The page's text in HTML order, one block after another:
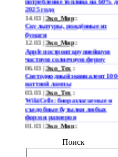
2025 года
14.03 |Эко_Мир
Скульптуры, рождённые из
бумаги
12.03 |Эко_Мир
Apple построит крупнейшую
частную солнечную ферму
06.03 |Эко_Тех:
Светодиодный эквивалент 100-
ваттной лампы
03.03 |Эко_Тех
WikiCells: биоразлагаемые и
съедобные бутылки любых
форм и размеров
01.03 |Эко_Мир:
Представлена
гидроаккумулирующая
электростанция нового типа
Поиск